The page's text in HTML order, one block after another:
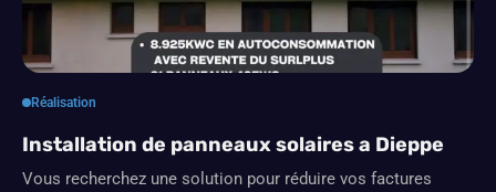
Réalisation
Installation de panneaux solaires a Dieppe
Vous recherchez une solution pour réduire vos factures